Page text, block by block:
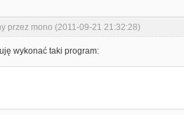
przez mono (2011-09-21 21:32:28)
wykonać taki program: